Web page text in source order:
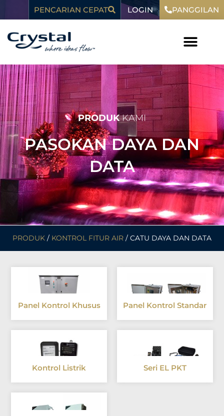
PENCARIAN CEPAT LOGIN PANGGILAN
PRODUKKAMI
PASOKAN DAYA DAN
DATA
PRODUK / KONTROL FITUR AIR / CATU DAYA DAN DATA
Panel Kontrol Khusus Panel Kontrol Standar
Kontrol Listrik Seri EL PKT